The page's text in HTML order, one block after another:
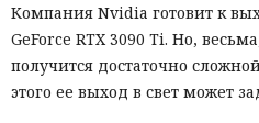
Компания Nvidia готовит к
GeForce RTX 3090 Ti. Но,
получится достаточно
этого ее выход в свет может